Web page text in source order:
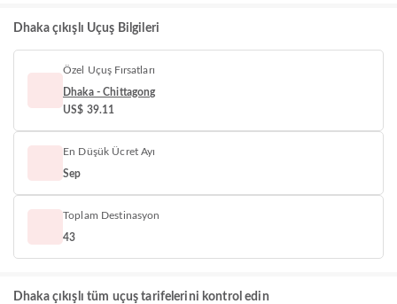
Dhaka çıkışlı Uçuş Bilgileri
Özel Uçuş Fırsatları
Dhaka - Chittagong
US$ 39.11
En Düşük Ücret Ayı
Sep
Toplam Destinasyon
43
Dhaka çıkışlı tüm uçuş tarifelerini kontrol edin